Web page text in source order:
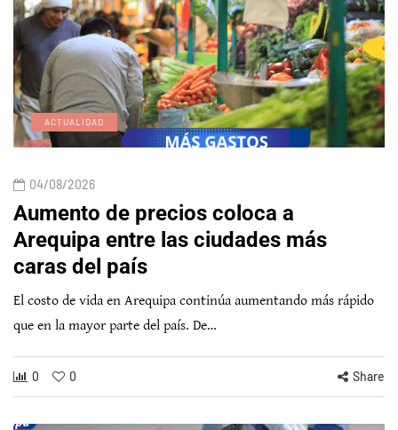
ACTUALIDAD
04/08/2026
Aumento de precios coloca a
Arequipa entre las ciudades más
caras del país
El costo de vida en Arequipa continúa aumentando más rápido
que en la mayor parte del país. De…
0 0 Share